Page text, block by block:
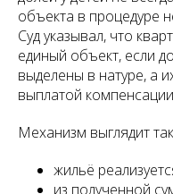
объекта в процедуре
Суд указывал, что
единый объект, если
выделены в натуре, а
выплатой
Механизм выглядит
жильё
из полученной